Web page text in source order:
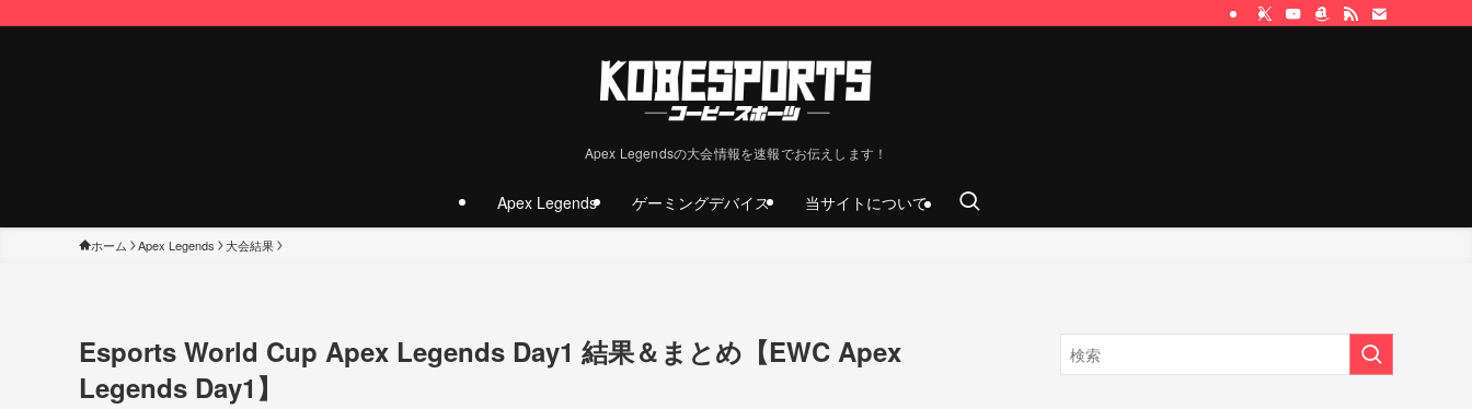
Apex Legendsの大会情報を速報でお伝えします！
Apex Legends ゲーミングデバイス 当サイトについて
ホーム Apex Legends 大会結果
Esports World Cup Apex Legends Day1 結果＆まとめ【EWC Apex
Legends Day1】